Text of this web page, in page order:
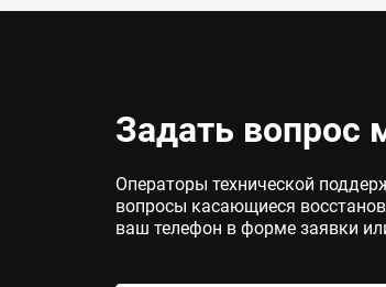
Задать вопрос
Операторы технической
вопросы касающиеся
ваш телефон в форме заявки